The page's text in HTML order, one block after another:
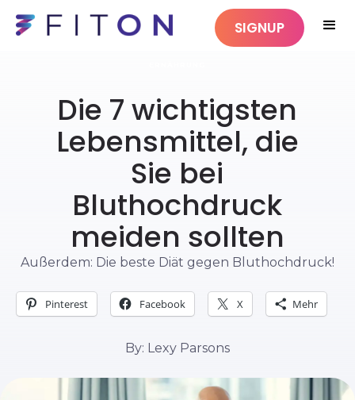
SIGNUP
Die 7 wichtigsten
Lebensmittel, die
Sie bei
Bluthochdruck
meiden sollten
Außerdem: Die beste Diät gegen Bluthochdruck!
Pinterest Facebook X Mehr
By: Lexy Parsons